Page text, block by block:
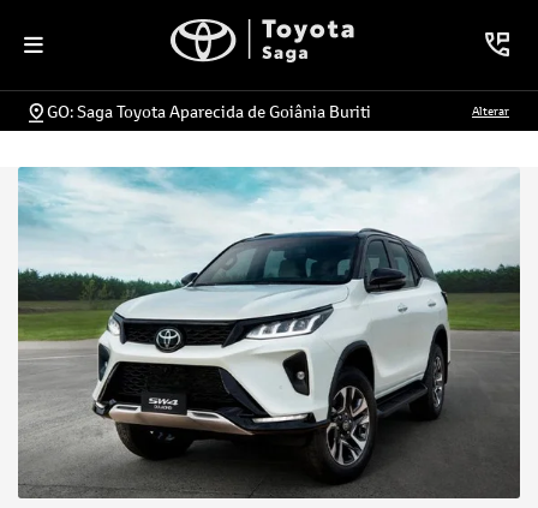
GO: Saga Toyota Aparecida de Goiânia Buriti Alterar